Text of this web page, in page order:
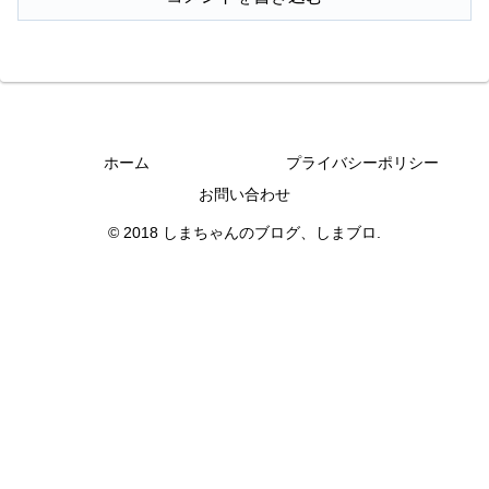
ホーム
プライバシーポリシー
お問い合わせ
© 2018 しまちゃんのブログ、しまブロ.